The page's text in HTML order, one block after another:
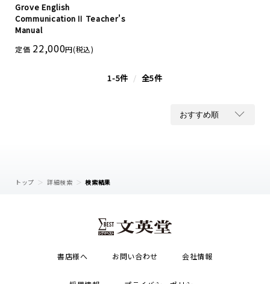
Grove English
CommunicationⅡ Teacher's
Manual
定価 22,000円(税込)
1-5件 / 全5件
トップ 詳細検索 検索結果
書店様へ お問い合わせ 会社情報